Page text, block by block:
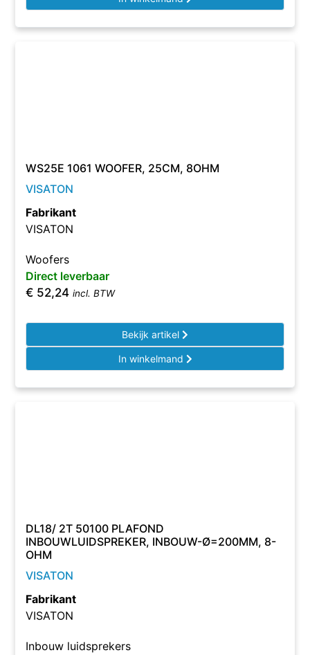
WS25E 1061 WOOFER, 25CM, 8OHM
VISATON
Fabrikant
VISATON
Woofers
Direct leverbaar
€ 52,24 incl. BTW
Bekijk artikel
In winkelmand
DL18/ 2T 50100 PLAFOND
INBOUWLUIDSPREKER, INBOUW-Ø=200MM, 8-
OHM
VISATON
Fabrikant
VISATON
Inbouw luidsprekers